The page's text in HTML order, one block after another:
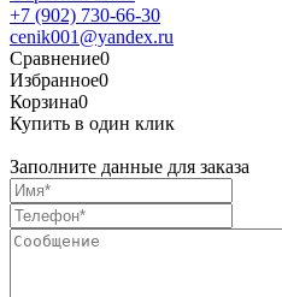
+7 (902) 730-66-30
cenik001@yandex.ru
Сравнение0
Избранное0
Корзина0
Купить в один клик
Заполните данные для заказа